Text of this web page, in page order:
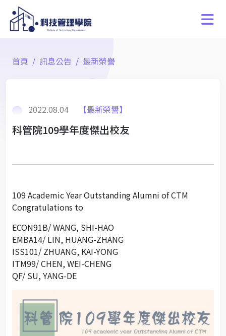
首頁 訊息公告 最新榮譽
2022.08.04 【最新榮譽】
科管院109學年度傑出校友
109 Academic Year Outstanding Alumni of CTM
Congratulations to
ECON91B/ WANG, SHI-HAO
EMBA14/ LIN, HUANG-ZHANG
ISS101/ ZHUANG, KAI-YONG
ITM99/ CHEN, WEI-CHENG
QF/ SU, YANG-DE